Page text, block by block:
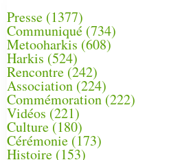
Presse (1377)
Communiqué (734)
Metooharkis (608)
Harkis (524)
Rencontre (242)
Association (224)
Commémoration(222)
Vidéos (221)
Culture(180)
Cérémonie (173)
Histoire (153)